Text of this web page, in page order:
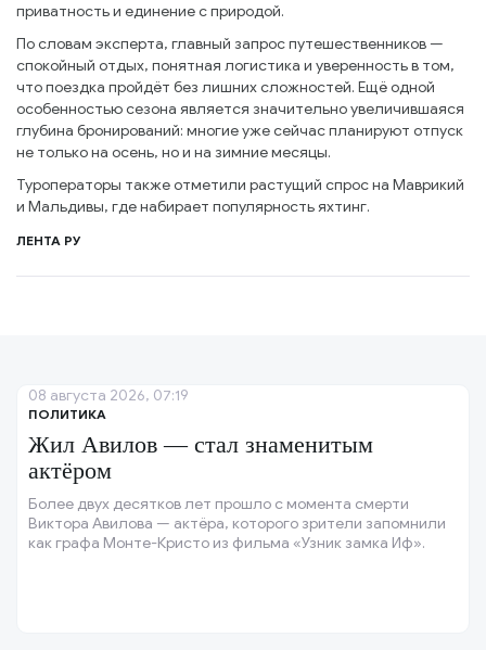
приватность и единение с природой.
По словам эксперта, главный запрос путешественников —
спокойный отдых, понятная логистика и уверенность в том,
что поездка пройдёт без лишних сложностей. Ещё одной
особенностью сезона является значительно увеличившаяся
глубина бронирований: многие уже сейчас планируют отпуск
не только на осень, но и на зимние месяцы.
Туроператоры также отметили растущий спрос на Маврикий
и Мальдивы, где набирает популярность яхтинг.
ЛЕНТА РУ
ПОЛИТИКА
Жил Авилов — стал знаменитым
актёром
Более двух десятков лет прошло с момента смерти
Виктора Авилова — актёра, которого зрители запомнили
как графа Монте-Кристо из фильма «Узник замка Иф».
08 августа 2026, 07:19